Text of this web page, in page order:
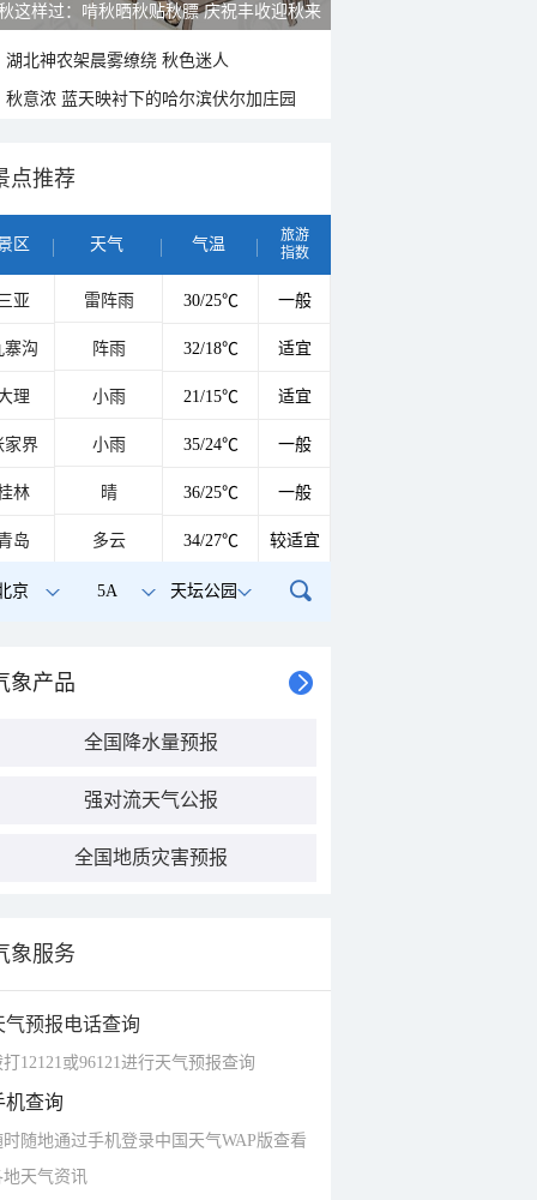
这样过：啃秋晒秋贴秋膘 庆祝丰收迎秋来
湖北神农架晨雾缭绕 秋色迷人
秋意浓 蓝天映衬下的哈尔滨伏尔加庄园
点推荐
区 天气 气温
旅游
指数
亚 雷阵雨 30/25℃ 一般
寨沟 阵雨 32/18℃ 适宜
理 小雨 21/15℃ 适宜
家界 小雨 35/24℃ 一般
林 晴 36/25℃ 一般
岛 多云 34/27℃ 较适宜
京 5A 天坛公园
象产品
全国降水量预报
强对流天气公报
全国地质灾害预报
象服务
气预报电话查询
打12121或96121进行天气预报查询
机查询
时随地通过手机登录中国天气WAP版查看
地天气资讯